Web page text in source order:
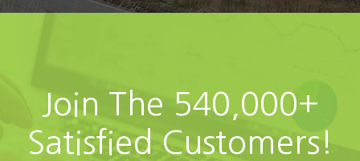
Join The 540,000+
Satisfied Customers!